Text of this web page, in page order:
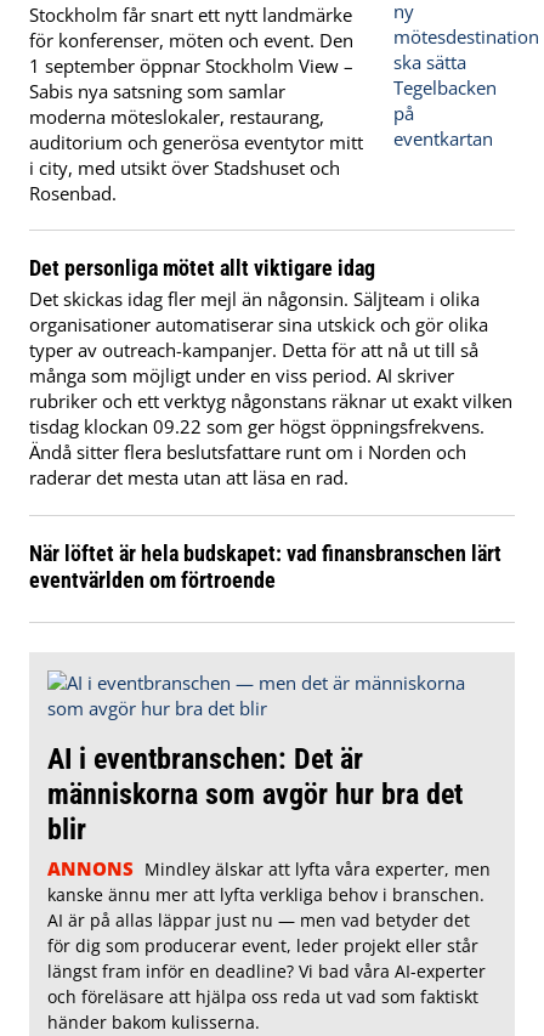
Stockholm får snart ett nytt landmärke
för konferenser, möten och event. Den
1 september öppnar Stockholm View –
Sabis nya satsning som samlar
moderna möteslokaler, restaurang,
auditorium och generösa eventytor mitt
i city, med utsikt över Stadshuset och
Rosenbad.
Det personliga mötet allt viktigare idag
Det skickas idag fler mejl än någonsin. Säljteam i olika
organisationer automatiserar sina utskick och gör olika
typer av outreach-kampanjer. Detta för att nå ut till så
många som möjligt under en viss period. AI skriver
rubriker och ett verktyg någonstans räknar ut exakt vilken
tisdag klockan 09.22 som ger högst öppningsfrekvens.
Ändå sitter flera beslutsfattare runt om i Norden och
raderar det mesta utan att läsa en rad.
När löftet är hela budskapet: vad finansbranschen lärt
eventvärlden om förtroende
AI i eventbranschen: Det är
människorna som avgör hur bra det
blir
ANNONS Mindley älskar att lyfta våra experter, men
kanske ännu mer att lyfta verkliga behov i branschen.
AI är på allas läppar just nu — men vad betyder det
för dig som producerar event, leder projekt eller står
längst fram inför en deadline? Vi bad våra AI-experter
och föreläsare att hjälpa oss reda ut vad som faktiskt
händer bakom kulisserna.